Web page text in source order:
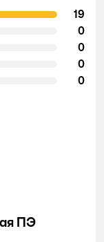
19
0
0
0
0
ПЭ